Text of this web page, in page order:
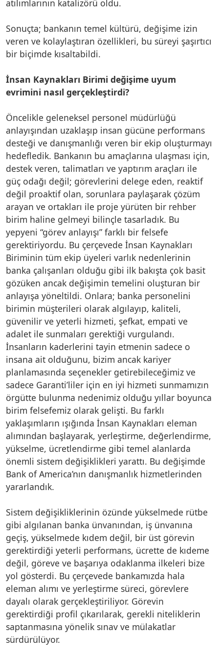
atılımlarının katalizörü oldu.
Sonuçta; bankanın temel kültürü, değişime izin
veren ve kolaylaştıran özellikleri, bu süreyi şaşırtıcı
bir biçimde kısaltabildi.
İnsan Kaynakları Birimi değişime uyum
evrimini nasıl gerçekleştirdi?
Öncelikle geleneksel personel müdürlüğü
anlayışından uzaklaşıp insan gücüne performans
desteği ve danışmanlığı veren bir ekip oluşturmayı
hedefledik. Bankanın bu amaçlarına ulaşması için,
destek veren, talimatları ve yaptırım araçları ile
güç odağı değil; görevlerini delege eden, reaktif
değil proaktif olan, sorunlara paylaşarak çözüm
arayan ve ortakları ile proje yürüten bir rehber
birim haline gelmeyi bilinçle tasarladık. Bu
yepyeni “görev anlayışı” farklı bir felsefe
gerektiriyordu. Bu çerçevede İnsan Kaynakları
Biriminin tüm ekip üyeleri varlık nedenlerinin
banka çalışanları olduğu gibi ilk bakışta çok basit
gözüken ancak değişimin temelini oluşturan bir
anlayışa yöneltildi. Onlara; banka personelini
birimin müşterileri olarak algılayıp, kaliteli,
güvenilir ve yeterli hizmeti, şefkat, empati ve
adalet ile sunmaları gerektiği vurgulandı.
İnsanların kaderlerini tayin etmenin sadece o
insana ait olduğunu, bizim ancak kariyer
planlamasında seçenekler getirebileceğimiz ve
sadece Garanti’liler için en iyi hizmeti sunmamızın
örgütte bulunma nedenimiz olduğu yıllar boyunca
birim felsefemiz olarak gelişti. Bu farklı
yaklaşımların ışığında İnsan Kaynakları eleman
alımından başlayarak, yerleştirme, değerlendirme,
yükselme, ücretlendirme gibi temel alanlarda
önemli sistem değişiklikleri yarattı. Bu değişimde
Bank of America’nın danışmanlık hizmetlerinden
yararlandık.
Sistem değişikliklerinin özünde yükselmede rütbe
gibi algılanan banka ünvanından, iş ünvanına
geçiş, yükselmede kıdem değil, bir üst görevin
gerektirdiği yeterli performans, ücrette de kıdeme
değil, göreve ve başarıya odaklanma ilkeleri bize
yol gösterdi. Bu çerçevede bankamızda hala
eleman alımı ve yerleştirme süreci, görevlere
dayalı olarak gerçekleştiriliyor. Görevin
gerektirdiği profil çıkarılarak, gerekli niteliklerin
saptanmasına yönelik sınav ve mülakatlar
sürdürülüyor.